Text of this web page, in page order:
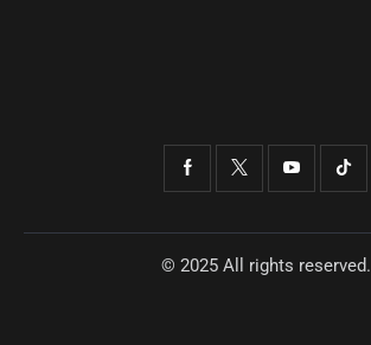
© 2025 All rights reserved.